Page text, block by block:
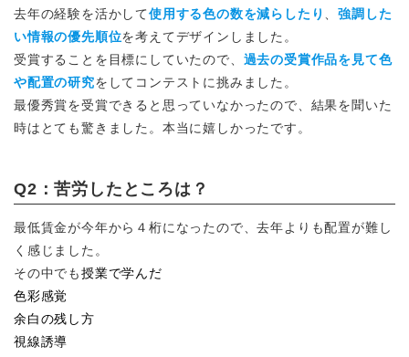
去年の経験を活かして使用する色の数を減らしたり 、強調した
い情報の優先順位を考えてデザインしました。
受賞することを目標にしていたので、 過去の受賞作品を見て色
や配置の研究をしてコンテストに挑みました。
最優秀賞を受賞できると思っていなかったので、結果を聞いた
時はとても驚きました。本当に嬉しかったです。
Q2：苦労したところは？
最低賃金が今年から４桁になったので、去年よりも配置が難し
く感じました。
その中でも授業で学んだ
色彩感覚
余白の残し方
視線誘導